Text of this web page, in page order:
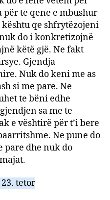
për te qene e mbushur
qe shfrytëzojeni
do i konkretizojnë
këtë gjë. Ne fakt
Gjendja
Nuk do keni me as
si me pare. Ne
te bëni edhe
sa me te
e vështirë për t’i bere
Ne pune do
pare dhe nuk do
tetor